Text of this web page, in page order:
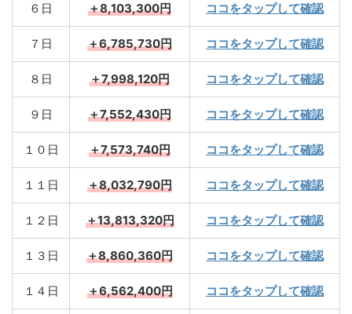
６日 ＋8,103,300円 ココをタップして確認
７日 ＋6,785,730円 ココをタップして確認
８日 ＋7,998,120円 ココをタップして確認
９日 ＋7,552,430円 ココをタップして確認
１０日 ＋7,573,740円 ココをタップして確認
１１日 ＋8,032,790円 ココをタップして確認
１２日 ＋13,813,320円 ココをタップして確認
１３日 ＋8,860,360円 ココをタップして確認
１４日 ＋6,562,400円 ココをタップして確認